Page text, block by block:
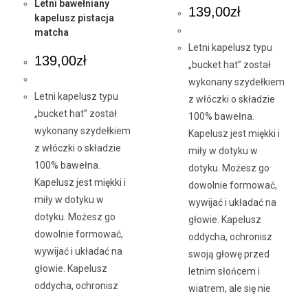
Letni bawełniany
kapelusz pistacja
matcha
139,00zł
Letni kapelusz typu
„bucket hat” został
wykonany szydełkiem
z włóczki o składzie
100% bawełna.
Kapelusz jest miękki i
miły w dotyku w
dotyku. Możesz go
dowolnie formować,
wywijać i układać na
głowie. Kapelusz
oddycha, ochronisz
139,00zł
Letni kapelusz typu
„bucket hat” został
wykonany szydełkiem
z włóczki o składzie
100% bawełna.
Kapelusz jest miękki i
miły w dotyku w
dotyku. Możesz go
dowolnie formować,
wywijać i układać na
głowie. Kapelusz
oddycha, ochronisz
swoją głowę przed
letnim słońcem i
wiatrem, ale się nie